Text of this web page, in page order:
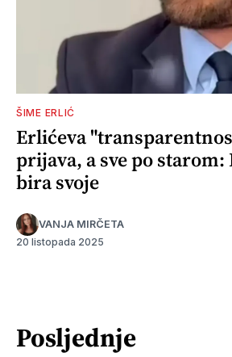
ŠIME ERLIĆ
Erlićeva
prijava, a sve po starom:
bira svoje
VANJA MIRČETA
20 listopada 2025
Posljednje